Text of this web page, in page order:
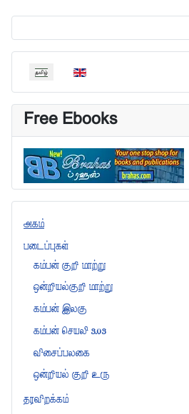
தங்கள் மொழியைத் தேர்வுசெய்யவும்
Free Ebooks
அகம்
படைப்புகள்
கம்பன் குறி மாற்று
ஒன்றியல்குறி மாற்று
கம்பன் இலகு
கம்பன் செயலி 3.03
விசைப்பலகை
ஒன்றியல் குறி உரு
தரவிறக்கம்